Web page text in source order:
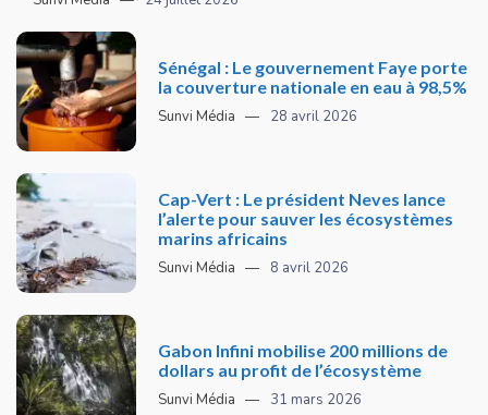
Sénégal : Le gouvernement Faye porte
la couverture nationale en eau à 98,5%
Sunvi Média 28 avril 2026
Cap-Vert : Le président Neves lance
l’alerte pour sauver les écosystèmes
marins africains
Sunvi Média 8 avril 2026
Gabon Infini mobilise 200 millions de
dollars au profit de l’écosystème
Sunvi Média 31 mars 2026